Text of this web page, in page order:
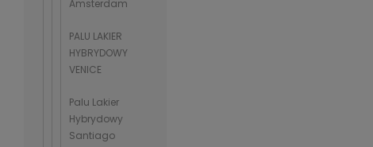
Amsterdam
PALU LAKIER
HYBRYDOWY
VENICE
Palu Lakier
Hybrydowy
Santiago